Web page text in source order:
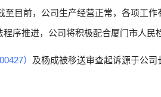
至目前，公司生产经营正常，各项工
序推进，公司将积极配合厦门市人民
） 及杨成被移送审查起诉源于公